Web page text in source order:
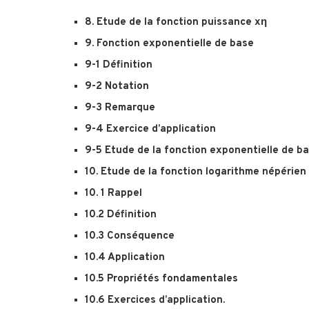
8. Etude de la fonction puissance xη
9. Fonction exponentielle de base
9-1 Définition
9-2 Notation
9-3 Remarque
9-4 Exercice d’application
9-5 Etude de la fonction exponentielle de
10. Etude de la fonction logarithme népérien
10. 1 Rappel
10.2 Définition
10.3 Conséquence
10.4 Application
10.5 Propriétés fondamentales
10.6 Exercices d’application.